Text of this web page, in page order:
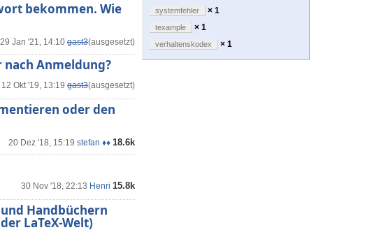
bekommen. Wie
29 Jan '21, 14:10 gast3(ausgesetzt)
Anmeldung?
12 Okt '19, 13:19 gast3(ausgesetzt)
oder den
20 Dez '18, 15:19 stefan ♦♦ 18.6k
30 Nov '18, 22:13 Henri 15.8k
Handbüchern
LaTeX-Welt)
systemfehler × 1
texample × 1
verhaltenskodex × 1